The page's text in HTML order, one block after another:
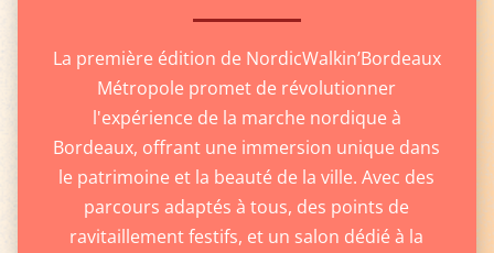
La première édition de NordicWalkin’Bordeaux
Métropole promet de révolutionner
l'expérience de la marche nordique à
Bordeaux, offrant une immersion unique dans
le patrimoine et la beauté de la ville. Avec des
parcours adaptés à tous, des points de
ravitaillement festifs, et un salon dédié à la